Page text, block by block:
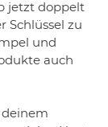
jetzt doppelt
Schlüssel zu
und
auch
deinem